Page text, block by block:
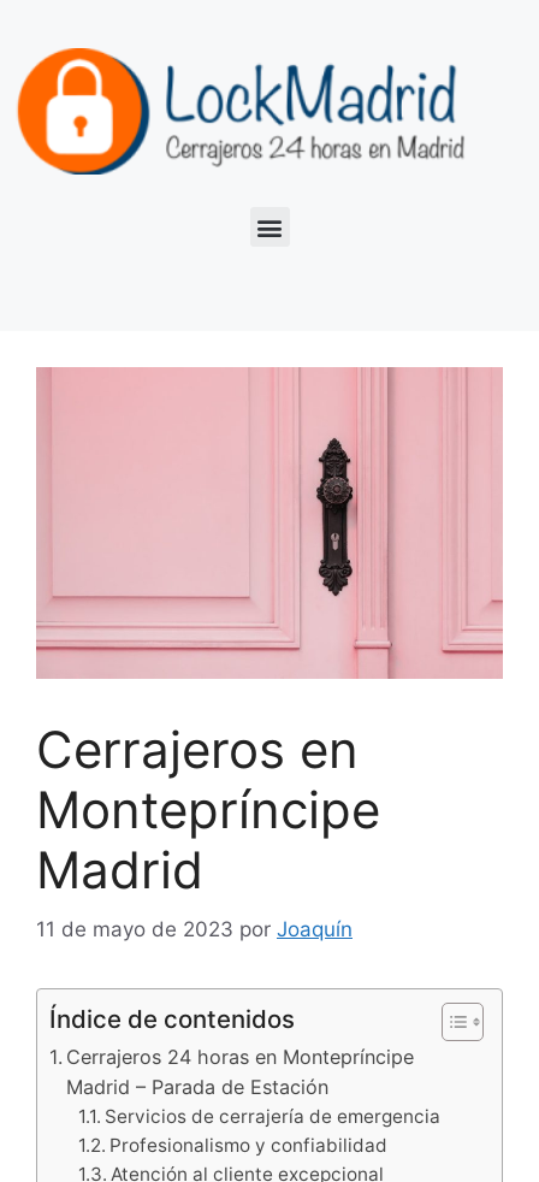
Cerrajeros en
Montepríncipe
Madrid
11 de mayo de 2023 por Joaquín
Índice de contenidos
Cerrajeros 24 horas en Montepríncipe
Madrid – Parada de Estación
Servicios de cerrajería de emergencia
Profesionalismo y confiabilidad
Atención al cliente excepcional